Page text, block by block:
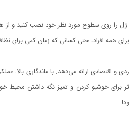
را روی سطوح مورد نظر خود نصب کنید و از
همه افراد، حتی کسانی که زمان کمی برای
ارائه می‌دهد. با ماندگاری بالا،
برای خوشبو کردن و تمیز نگه داشتن محیط